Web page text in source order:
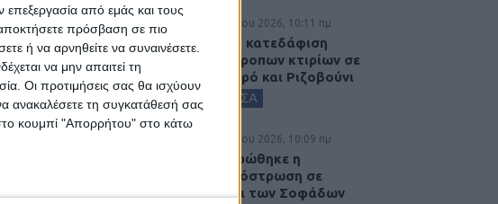
από εμάς και τους
πρόσβαση σε πιο
ή να αρνηθείτε να συναινέσετε.
να μην απαιτεί τη
Οι προτιμήσεις σας θα ισχύουν
ανακαλέσετε τη συγκατάθεσή σας
κουμπί "Απορρήτου" στο κάτω
6 Αυγούστου 2026, 10:11 πμ
Ξεκινά η κατεδάφιση
ετοιμόρροπων κτιρίων σε
Αγναντερό και Ριζοβούνι
ΚΑΡΔΙΤΣΑ
6 Αυγούστου 2026, 10:09 πμ
Ολοκληρώθηκε η
ασφαλτόστρωση σε
τμήματα των Σοφάδων